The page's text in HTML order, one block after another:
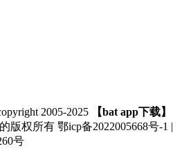
2005-2025
【bat app下载】
版权所有 鄂icp备2022005668号-1 |
号